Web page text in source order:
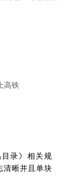
高铁
录》相关规
清晰并且单块